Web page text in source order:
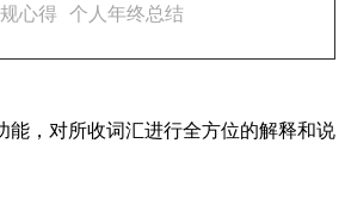
心得
个人年终总结
能，对所收词汇进行全方位的解释和说